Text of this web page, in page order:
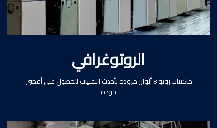
الروتوغرافي
ماكينات روتو 8 ألوان مزودة بأحدث التقنيات للحصول على أقصى
جودة